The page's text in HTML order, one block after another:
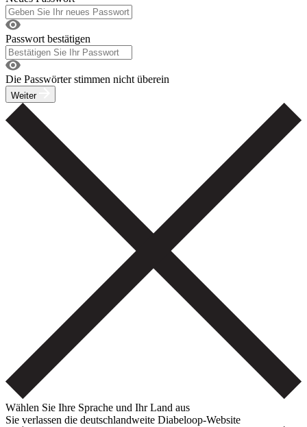
Passwort bestätigen
Die Passwörter stimmen nicht überein
Weiter
Wählen Sie Ihre Sprache und Ihr Land aus
Sie verlassen die deutschlandweite Diabeloop-Website